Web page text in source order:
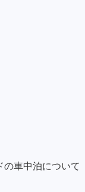
の車中泊について